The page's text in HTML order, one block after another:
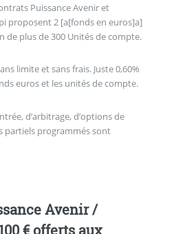
Puissance Avenir et
proposent 2 [a[fonds en euros]a]
de plus de 300 Unités de compte.
limite et sans frais. Juste 0,60%
euros et les unités de compte.
d’arbitrage, d’options de
partiels programmés sont
Avenir /
€ offerts aux